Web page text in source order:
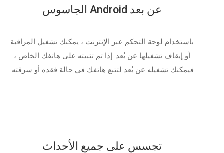
عن بعد Android الجاسوس
باستخدام لوحة التحكم عبر الإنترنت ، يمكنك تشغيل المراقبة
أو إيقاف تشغيلها عن بُعد. إذا تم تثبيته على هاتفك الخاص ،
فيمكنك تشغيله عن بُعد لتتبع هاتفك في حالة فقده أو سرقته.
تجسس على جميع الأحداث